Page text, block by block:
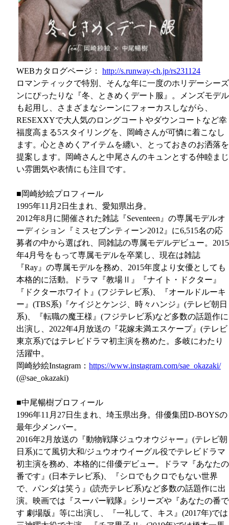
WEBカタログページ： http://s.runway-ch.jp/rs231124
ロマンティックで特別、そんな年に一度のホリデーシーズ
ンにぴったりな『冬、ときめくデート服』。メンズモデル
も起用し、さまざまなシーンにフォーカスしながら、
RESEXXYで大人気のロングコートやダウンコートなど幸
福度高まる5スタイリングを、岡崎さんが可憐に着こなし
ます。心ときめくアイテムを纏い、とっておきのお洒落を
提案します。岡崎さんと中尾さんのキュンとする仲睦まじ
い雰囲気や表情にも注目です。
■岡崎紗絵プロフィール
1995年11月2日生まれ、愛知県出身。
2012年8月に開催された雑誌『Seventeen』の専属モデルオ
ーディション『ミスセブンティーン2012』に6,515名の応
募者の中から選ばれ、同雑誌の専属モデルデビュー。2015
年4月号をもって専属モデルを卒業し、現在は雑誌
『Ray』の専属モデルを務め、2015年度より女優としても
本格的に活動。ドラマ『教場Ⅱ』『ナイト・ドクター』
『ドクターホワイト』(フジテレビ系)、『オールドルーキ
ー』(TBS系)『ケイジとケンジ、時々ハンジ』(テレビ朝日
系)、『転職の魔王様』(フジテレビ系)など多数の話題作に
出演し、2022年4月放送の『花嫁未満エスケープ』(テレビ
東京系)ではテレビドラマ初主演を務めた。多岐にわたり
活躍中。
岡崎紗絵Instagram： https://www.instagram.com/sae_okazaki/
(@sae_okazaki)
■中尾暢樹プロフィール
1996年11月27日生まれ、埼玉県出身。俳優集団D-BOYSの
最年少メンバー。
2016年2月放送の『動物戦隊ジュウオウジャー』(テレビ朝
日系)にて風切大和/ジュウオウイーグル役でテレビドラマ
初主演を務め、本格的に俳優デビュー。ドラマ『あなたの
番です』(日本テレビ系)、『シロでもクロでもない世界
で、パンダは笑う』(読売テレビ系)など多数の話題作に出
演。映画では『スーパー戦隊』シリーズや『あなたの番で
す 劇場版』等に出演し、『一礼して、キス』(2017年)では